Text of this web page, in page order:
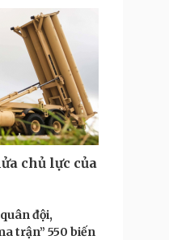
nghệ
đổi số
đêm khuya
tình yêu
chủ lực của
đội,
trận” 550 biến